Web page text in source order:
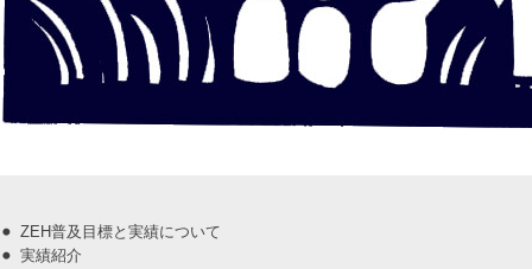
ZEH普及目標と実績について
実績紹介